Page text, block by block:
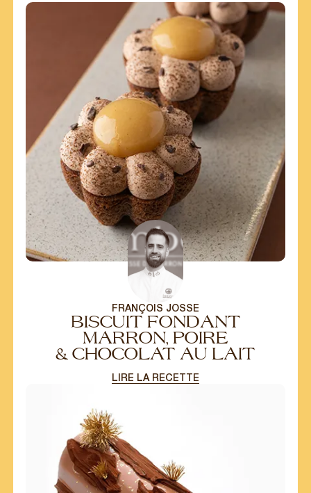
FRANÇOIS JOSSE
BISCUIT FONDANT
MARRON, POIRE
& CHOCOLAT AU LAIT
LIRE LA RECETTE